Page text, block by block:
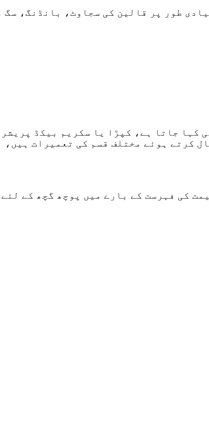
طور پر قالین کی سجاوٹ، بانڈنگ،
کہا جاتا ہے، کپڑا یا سکریم بیکڈ
کرتے ہوئے مختلف قسم کی تعمیرات
کے بارے میں پوچھ گچھ کے لئے، براہ کرم ہمیں اپنا